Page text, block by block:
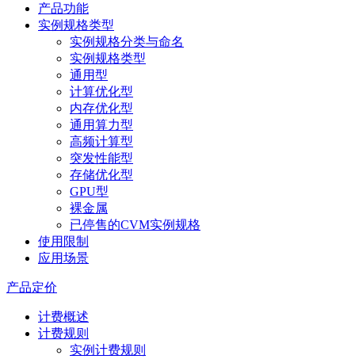
产品功能
实例规格类型
实例规格分类与命名
实例规格类型
通用型
计算优化型
内存优化型
通用算力型
高频计算型
突发性能型
存储优化型
GPU型
裸金属
已停售的CVM实例规格
使用限制
应用场景
产品定价
计费概述
计费规则
实例计费规则